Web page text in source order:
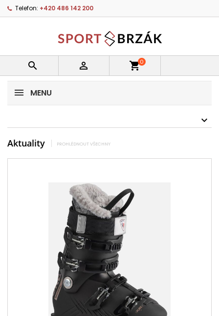
Telefon: +420 486 142 200
  shopping_cart0
MENU
Aktuality PROHLÉDNOUT VŠECHNY